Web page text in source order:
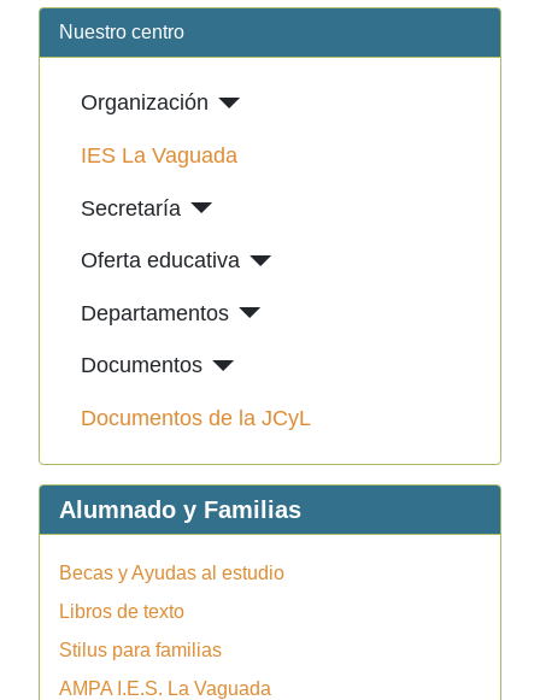
Nuestro centro
Organización
IES La Vaguada
Secretaría
Oferta educativa
Departamentos
Documentos
Documentos de la JCyL
Alumnado y Familias
Becas y Ayudas al estudio
Libros de texto
Stilus para familias
AMPA I.E.S. La Vaguada